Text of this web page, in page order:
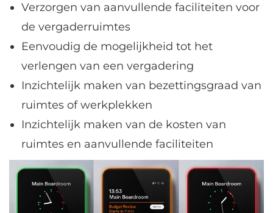
Verzorgen van aanvullende faciliteiten voor
de vergaderruimtes
Eenvoudig de mogelijkheid tot het
verlengen van een vergadering
Inzichtelijk maken van bezettingsgraad van
ruimtes of werkplekken
Inzichtelijk maken van de kosten van
ruimtes en aanvullende faciliteiten